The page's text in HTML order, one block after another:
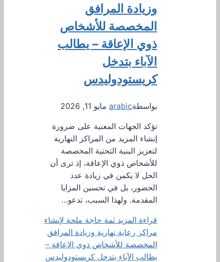
وزيادة المرافق
المخصصة للأشخاص
ذوي الإعاقة – يطالب
الآباء بتدخل
كريستودوليدس
بواسطةarabic مايو 11, 2026
تؤكد الجهات المعنية على ضرورة
إنشاء المزيد من المراكز النهارية
لتعزيز البنية التحتية المخصصة
للأشخاص ذوي الإعاقة، إذ ترى أن
الحل لا يكمن في زيادة عدد
الحضور، بل في تحسين المزايا
المقدمة. ولهذا السبب، تدعو…
قراءة المزيد ثمة حاجة ملحة لإنشاء
مراكز رعاية نهارية وزيادة المرافق
المخصصة للأشخاص ذوي الإعاقة –
يطالب الآباء بتدخل كريستودوليدس